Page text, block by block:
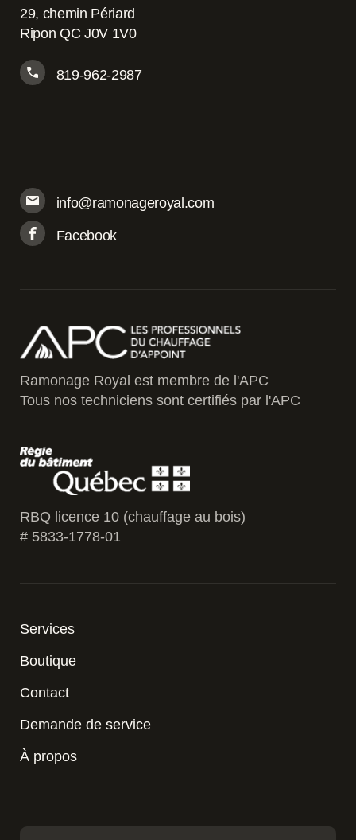
29, chemin Périard
Ripon QC J0V 1V0
819-962-2987
info@ramonageroyal.com
Facebook
Ramonage Royal est membre de l'APC
Tous nos techniciens sont certifiés par l'APC
RBQ licence 10 (chauffage au bois)
# 5833-1778-01
Services
Boutique
Contact
Demande de service
À propos